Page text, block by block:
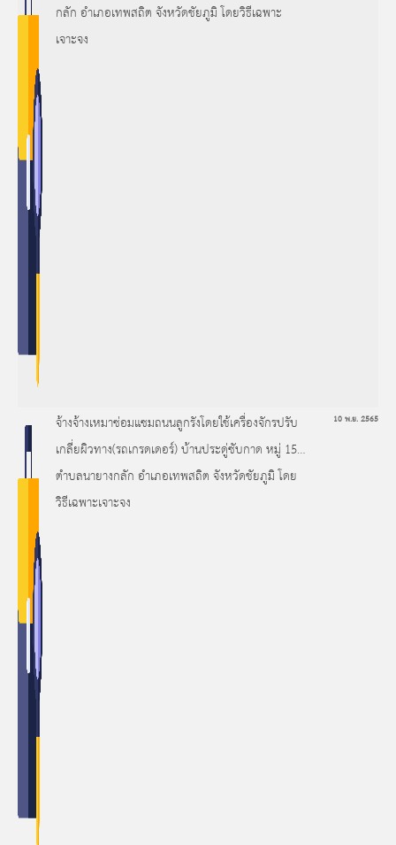
กลัก อำเภอเทพสถิต จังหวัดชัยภูมิ โดยวิธีเฉพาะ
เจาะจง
จ้างจ้างเหมาซ่อมแซมถนนลูกรังโดยใช้เครื่องจักรปรับ
เกลี่ยผิวทาง(รถเกรดเดอร์) บ้านประดู่ซับกาด หมู่ 15
ตำบลนายางกลัก อำเภอเทพสถิต จังหวัดชัยภูมิ โดย
วิธีเฉพาะเจาะจง
10 พ.ย. 2565